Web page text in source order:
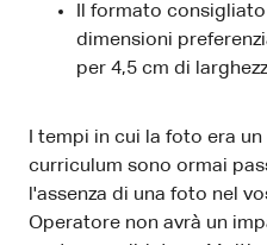
Il formato
dimensioni
per 4,5 cm di
I tempi in cui la foto era
curriculum sono ormai
l'assenza di una foto nel
Operatore non avrà un